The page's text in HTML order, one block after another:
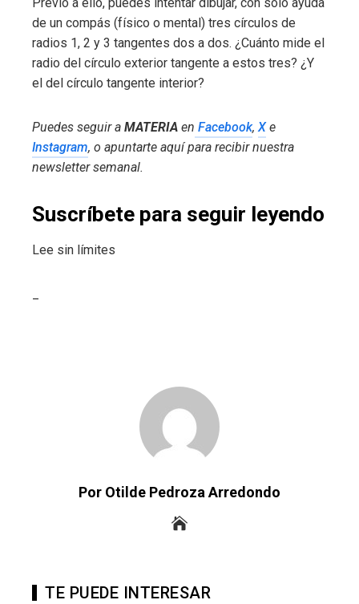
de un compás (físico o mental) tres círculos de
radios 1, 2 y 3 tangentes dos a dos. ¿Cuánto mide el
radio del círculo exterior tangente a estos tres? ¿Y
el del círculo tangente interior?
Puedes seguir a MATERIA en Facebook,Xe
Instagram, o apuntarte aquí para recibirnuestra
newsletter semanal.
Suscríbete para seguir leyendo
Lee sin límites
Por Otilde Pedroza Arredondo
TE PUEDE INTERESAR